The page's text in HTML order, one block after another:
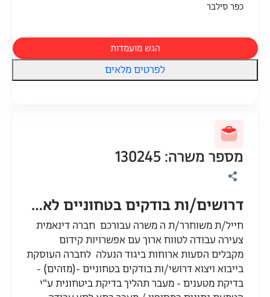
כפר סילבר
הגש מועמדות
לפרטים מלאים
מספר משרה: 130245
דרושים/ות בודקים בטחוניים לאזור השפלה
חייל/ת משוחרר/ת ה משרה עבורכם חברה דינאמית
צעירה עבודה לטווח ארוך עם אפשרויות קידום
מקבלים הסעות ארוחות ביגוד הנעלה לחברה העוסקת
בייבוא ויצוא דרושי/ות בודקים בטחוניים -(מזהים) -
בדיקת מטענים - מעבר תהליך בדיקת ביטחונית ע"י